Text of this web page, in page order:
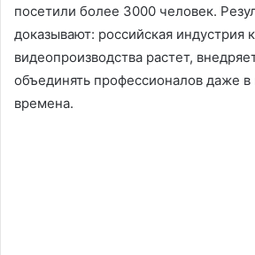
посетили более 3000 человек.
доказывают: российская индустрия
видеопроизводства растет,
объединять профессионалов даже в
времена.